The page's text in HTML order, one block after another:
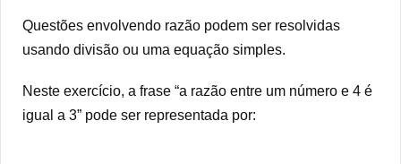
Questões envolvendo razão podem ser resolvidas
usando divisão ou uma equação simples.
Neste exercício, a frase “a razão entre um número e 4 é
igual a 3” pode ser representada por: